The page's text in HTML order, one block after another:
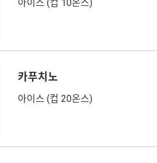
아이스 (컵 10온스)
카푸치노
아이스 (컵 20온스)